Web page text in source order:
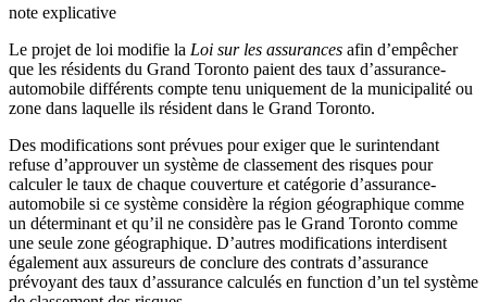
note explicative
Le projet de loi modifie la Loi sur les assurances afin d’empêcher
que les résidents du Grand Toronto paient des taux d’assurance-
automobile différents compte tenu uniquement de la municipalité ou
zone dans laquelle ils résident dans le Grand Toronto.
Des modifications sont prévues pour exiger que le surintendant
refuse d’approuver un système de classement des risques pour
calculer le taux de chaque couverture et catégorie d’assurance-
automobile si ce système considère la région géographique comme
un déterminant et qu’il ne considère pas le Grand Toronto comme
une seule zone géographique. D’autres modifications interdisent
également aux assureurs de conclure des contrats d’assurance
prévoyant des taux d’assurance calculés en function d’un tel système